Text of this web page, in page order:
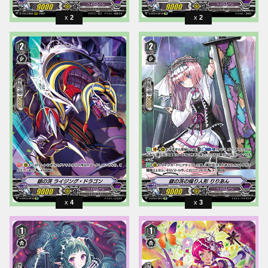
2 2
4 3